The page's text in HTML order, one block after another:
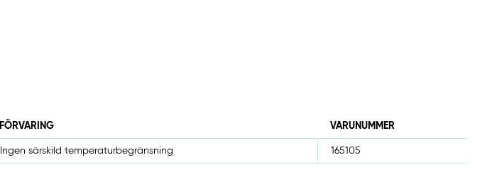
FÖRVARING VARUNUMMER
Ingen särskild temperaturbegränsning 165105